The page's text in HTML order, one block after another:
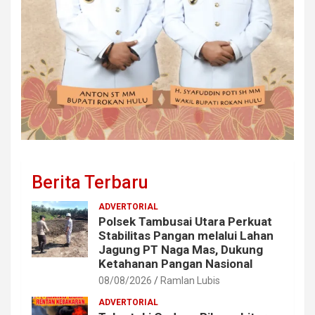
Berita Terbaru
ADVERTORIAL
Polsek Tambusai Utara Perkuat
Stabilitas Pangan melalui Lahan
Jagung PT Naga Mas, Dukung
Ketahanan Pangan Nasional
08/08/2026 Ramlan Lubis
ADVERTORIAL